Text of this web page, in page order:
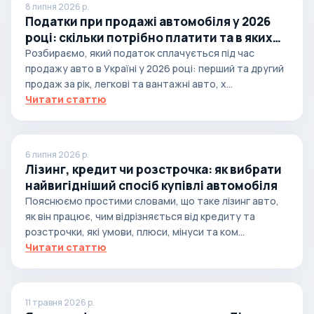
8 липня 2026 р.
Податки при продажі автомобіля у 2026
році: скільки потрібно платити та в яких
випадках
Розбираємо, який податок сплачується під час
продажу авто в Україні у 2026 році: перший та другий
продаж за рік, легкові та вантажні авто, х...
Читати статтю
6 липня 2026 р.
Лізинг, кредит чи розстрочка: як вибрати
найвигідніший спосіб купівлі автомобіля
Пояснюємо простими словами, що таке лізинг авто,
як він працює, чим відрізняється від кредиту та
розстрочки, які умови, плюси, мінуси та ком...
Читати статтю
11 травня 2026 р.